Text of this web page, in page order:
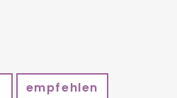
empfehlen